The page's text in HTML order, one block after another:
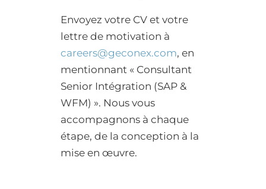
Envoyez votre CV et votre
lettre de motivation à
careers@geconex.com, en
mentionnant « Consultant
Senior Intégration (SAP &
WFM) ». Nous vous
accompagnons à chaque
étape, de la conception à la
mise en œuvre.